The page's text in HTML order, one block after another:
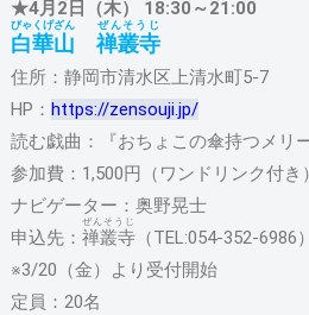
★4月2日（木） 18:30～21:00
白華山
びゃくげざん
禅叢寺
ぜんそうじ
住所：静岡市清水区上清水町5-7
HP： https://zensouji.jp/
読む戯曲：『おちょこの傘持つメリ
参加費：1,500円（ワンドリンク付き）
ナビゲーター：奥野晃士
申込先： 禅叢寺
ぜんそうじ
（TEL:054-352-6986）
※3/20（金）より受付開始
定員：20名